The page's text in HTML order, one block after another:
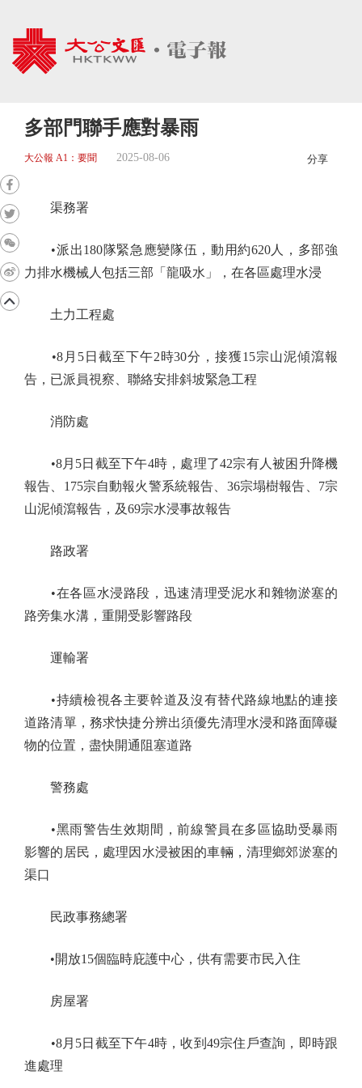
多部門聯手應對暴雨
大公報 A1：要聞 2025-08-06 分享
渠務署
•派出180隊緊急應變隊伍，動用約620人，多部強
力排水機械人包括三部「龍吸水」，在各區處理水浸
土力工程處
•8月5日截至下午2時30分，接獲15宗山泥傾瀉報
告，已派員視察、聯絡安排斜坡緊急工程
消防處
•8月5日截至下午4時，處理了42宗有人被困升降機
報告、175宗自動報火警系統報告、36宗塌樹報告、7宗
山泥傾瀉報告，及69宗水浸事故報告
路政署
•在各區水浸路段，迅速清理受泥水和雜物淤塞的
路旁集水溝，重開受影響路段
運輸署
•持續檢視各主要幹道及沒有替代路線地點的連接
道路清單，務求快捷分辨出須優先清理水浸和路面障礙
物的位置，盡快開通阻塞道路
警務處
•黑雨警告生效期間，前線警員在多區協助受暴雨
影響的居民，處理因水浸被困的車輛，清理鄉郊淤塞的
渠口
民政事務總署
•開放15個臨時庇護中心，供有需要市民入住
房屋署
•8月5日截至下午4時，收到49宗住戶查詢，即時跟
進處理